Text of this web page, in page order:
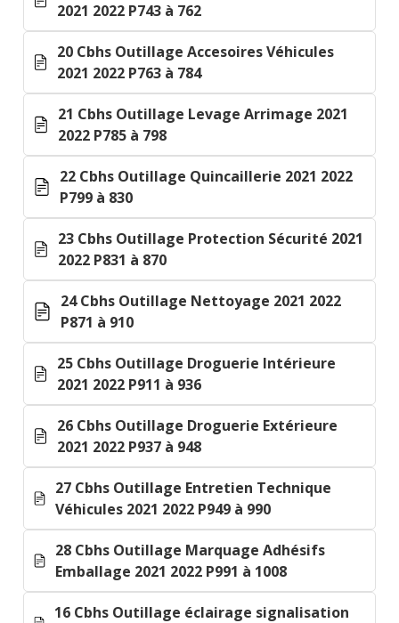
2021 2022 P743 à 762
20 Cbhs Outillage Accesoires Véhicules
2021 2022 P763 à 784
21 Cbhs Outillage Levage Arrimage 2021
2022 P785 à 798
22 Cbhs Outillage Quincaillerie 2021 2022
P799 à 830
23 Cbhs Outillage Protection Sécurité 2021
2022 P831 à 870
24 Cbhs Outillage Nettoyage 2021 2022
P871 à 910
25 Cbhs Outillage Droguerie Intérieure
2021 2022 P911 à 936
26 Cbhs Outillage Droguerie Extérieure
2021 2022 P937 à 948
27 Cbhs Outillage Entretien Technique
Véhicules 2021 2022 P949 à 990
28 Cbhs Outillage Marquage Adhésifs
Emballage 2021 2022 P991 à 1008
16 Cbhs Outillage éclairage signalisation